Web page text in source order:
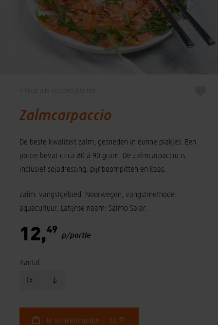
Zalmcarpaccio
De beste kwaliteit zalm, gesneden in dunne plakjes. Een
portie bevat circa 80 á 90 gram. De zalmcarpaccio is
inclusief sojadressing, pijnboompitten en kaas.
Zalm: vangstgebied: Noorwegen, vangstmethode:
aquacultuur, Latijnse naam: Salmo Salar.
12,49
p/portie
Aantal:
In winkelmandje | 12, 49